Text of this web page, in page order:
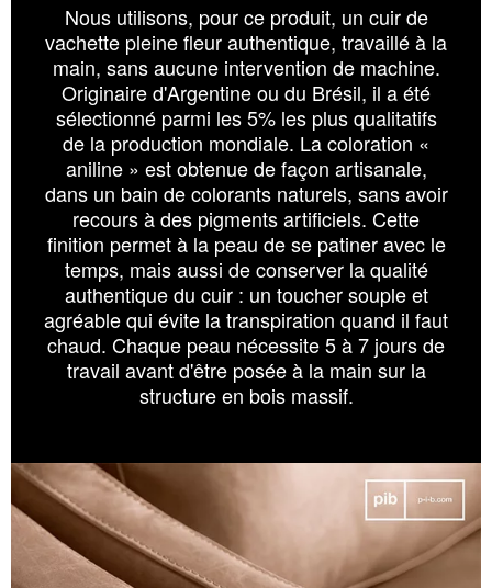
Nous utilisons, pour ce produit, un cuir de
vachette pleine fleur authentique, travaillé à la
main, sans aucune intervention de machine.
Originaire d'Argentine ou du Brésil, il a été
sélectionné parmi les 5% les plus qualitatifs
de la production mondiale. La coloration «
aniline » est obtenue de façon artisanale,
dans un bain de colorants naturels, sans avoir
recours à des pigments artificiels. Cette
finition permet à la peau de se patiner avec le
temps, mais aussi de conserver la qualité
authentique du cuir : un toucher souple et
agréable qui évite la transpiration quand il faut
chaud. Chaque peau nécessite 5 à 7 jours de
travail avant d'être posée à la main sur la
structure en bois massif.